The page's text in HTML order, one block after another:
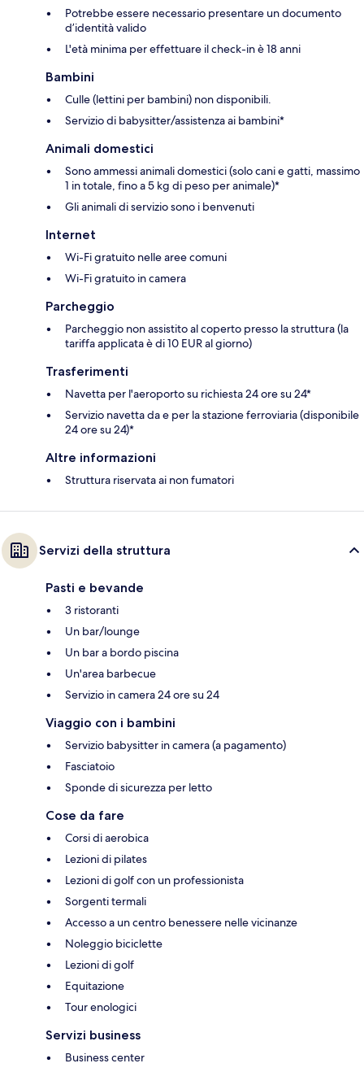
Potrebbe essere necessario presentare un documento
d’identità valido
L'età minima per effettuare il check-in è 18 anni
Bambini
Culle (lettini per bambini) non disponibili.
Servizio di babysitter/assistenza ai bambini*
Animali domestici
Sono ammessi animali domestici (solo cani e gatti, massimo
1 in totale, fino a 5 kg di peso per animale)*
Gli animali di servizio sono i benvenuti
Internet
Wi-Fi gratuito nelle aree comuni
Wi-Fi gratuito in camera
Parcheggio
Parcheggio non assistito al coperto presso la struttura (la
tariffa applicata è di 10 EUR al giorno)
Trasferimenti
Navetta per l'aeroporto su richiesta 24 ore su 24*
Servizio navetta da e per la stazione ferroviaria (disponibile
24 ore su 24)*
Altre informazioni
Struttura riservata ai non fumatori
Servizi della struttura
Pasti e bevande
3 ristoranti
Un bar/lounge
Un bar a bordo piscina
Un'area barbecue
Servizio in camera 24 ore su 24
Viaggio con i bambini
Servizio babysitter in camera (a pagamento)
Fasciatoio
Sponde di sicurezza per letto
Cose da fare
Corsi di aerobica
Lezioni di pilates
Lezioni di golf con un professionista
Sorgenti termali
Accesso a un centro benessere nelle vicinanze
Noleggio biciclette
Lezioni di golf
Equitazione
Tour enologici
Servizi business
Business center